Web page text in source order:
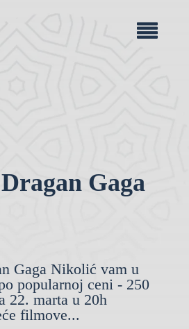
Gaga
Gaga Nikolić vam u
popularnoj ceni - 250
22. marta u 20h
filmove...